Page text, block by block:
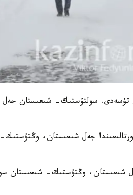
تۇسەدى. سولتۇستىك- شىعىستان جەل
شىعىستان، وڭتۇستىك- شىعىستان